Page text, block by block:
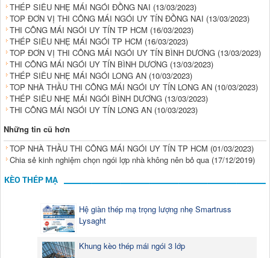
THÉP SIÊU NHẸ MÁI NGÓI ĐỒNG NAI (13/03/2023)
TOP ĐƠN VỊ THI CÔNG MÁI NGÓI UY TÍN ĐỒNG NAI (13/03/2023)
THI CÔNG MÁI NGÓI UY TÍN TP HCM (16/03/2023)
THÉP SIÊU NHẸ MÁI NGÓI TP HCM (16/03/2023)
TOP ĐƠN VỊ THI CÔNG MÁI NGÓI UY TÍN BÌNH DƯƠNG (13/03/2023)
THI CÔNG MÁI NGÓI UY TÍN BÌNH DƯƠNG (13/03/2023)
THÉP SIÊU NHẸ MÁI NGÓI LONG AN (10/03/2023)
TOP NHÀ THẦU THI CÔNG MÁI NGÓI UY TÍN LONG AN (10/03/2023)
THÉP SIÊU NHẸ MÁI NGÓI BÌNH DƯƠNG (13/03/2023)
THI CÔNG MÁI NGÓI UY TÍN LONG AN (10/03/2023)
Những tin cũ hơn
TOP NHÀ THẦU THI CÔNG MÁI NGÓI UY TÍN TP HCM (01/03/2023)
Chia sẻ kinh nghiệm chọn ngói lợp nhà không nên bỏ qua (17/12/2019)
KÈO THÉP MẠ
Hệ giàn thép mạ trọng lượng nhẹ Smartruss
Lysaght
Khung kèo thép mái ngói 3 lớp